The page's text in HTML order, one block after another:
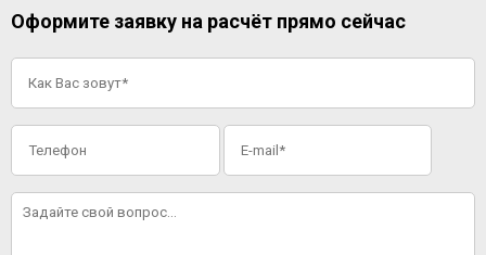
Оформите заявку на расчёт прямо сейчас